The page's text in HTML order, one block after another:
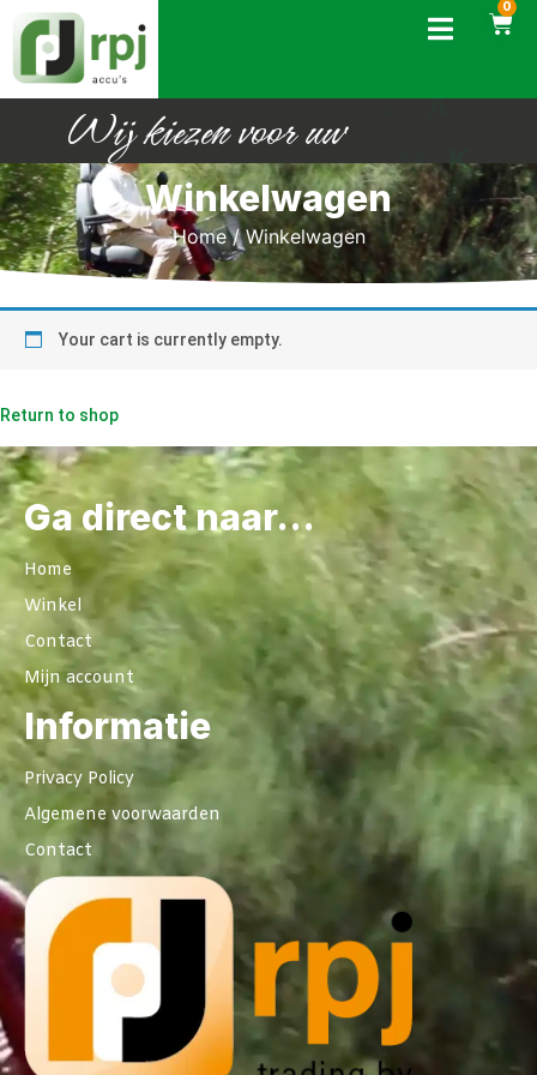
0
Wijkiezenvooruw
Winkelwagen
Home/ Winkelwagen
Your cart is currently empty.
Return to shop
Ga direct naar...
Home
Winkel
Contact
Mijn account
Informatie
Privacy Policy
Algemene voorwaarden
Contact